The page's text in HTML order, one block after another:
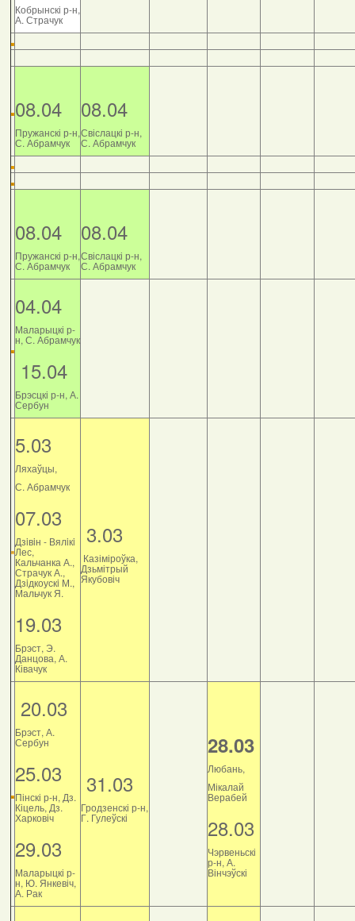
Кобрынскі р-н,
А. Страчук
08.04
Пружанскі р-н,
С. Абрамчук
08.04
Свіслацкі р-н,
С. Абрамчук
08.04
Пружанскі р-н,
С. Абрамчук
08.04
Свіслацкі р-н,
С. Абрамчук
04.04
Маларыцкі р-
н, С. Абрамчук
15.04
Брэсцкі р-н, А.
Сербун
5.03
Ляхаўцы,
С. Абрамчук
07.03
Дзiвiн - Вялiкi
Лес,
Кальчанка А.,
Страчук А.,
Дзiдкоускi М.,
Мальчук Я.
19.03
Брэст, Э.
Данцова, А.
Ківачук
3.03
Казіміроўка,
Дзьмітрый
Якубовіч
20.03
Брэст, А.
Сербун
25.03
Пінскі р-н, Дз.
Кіцель, Дз.
Харковіч
29.03
Маларыцкі р-
н, Ю. Янкевіч,
А. Рак
31.03
Гродзенскі р-н,
Г. Гулеўскі
28.03
Любань,
Мікалай
Верабей
28.03
Чэрвеньскі
р-н, А.
Вінчэўскі